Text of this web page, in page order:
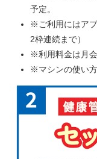
予定。
※ご利用にはア
2枠連続まで）
※利用料金は月
※マシンの使い